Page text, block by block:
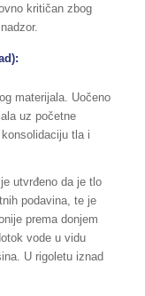
kritičan zbog
materijala. Uočeno
uz početne
tla i
utvrđeno da je tlo
podavina, te je
prema donjem
vode u vidu
U rigoletu iznad